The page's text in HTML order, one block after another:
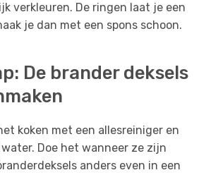
verkleuren. De ringen laat je een
je dan met een spons schoon.
De brander deksels
koken met een allesreiniger en
Doe het wanneer ze zijn
anders even in een